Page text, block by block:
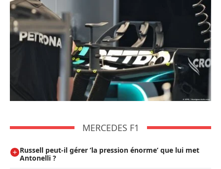
MERCEDES F1
Russell peut-il gérer ’la pression énorme’ que lui met
Antonelli ?